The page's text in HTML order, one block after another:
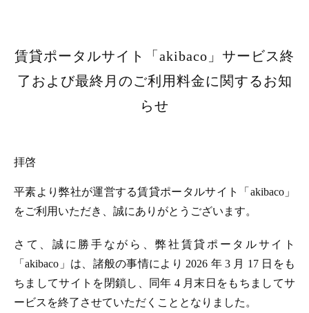
賃貸ポータルサイト「akibaco」サービス終
了および最終月のご利用料金に関するお知
らせ
拝啓
平素より弊社が運営する賃貸ポータルサイト「akibaco」
をご利用いただき、誠にありがとうございます。
さて、誠に勝手ながら、弊社賃貸ポータルサイト
「akibaco」は、諸般の事情により 2026 年 3 月 17 日をも
ちましてサイトを閉鎖し、同年 4 月末日をもちましてサ
ービスを終了させていただくこととなりました。